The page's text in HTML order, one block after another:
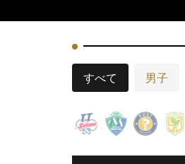
すべて 男子